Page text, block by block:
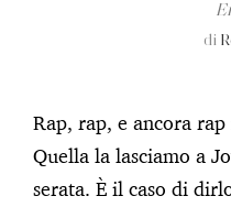
di
Rap, rap, e ancora rap
Quella la lasciamo a
serata. È il caso di